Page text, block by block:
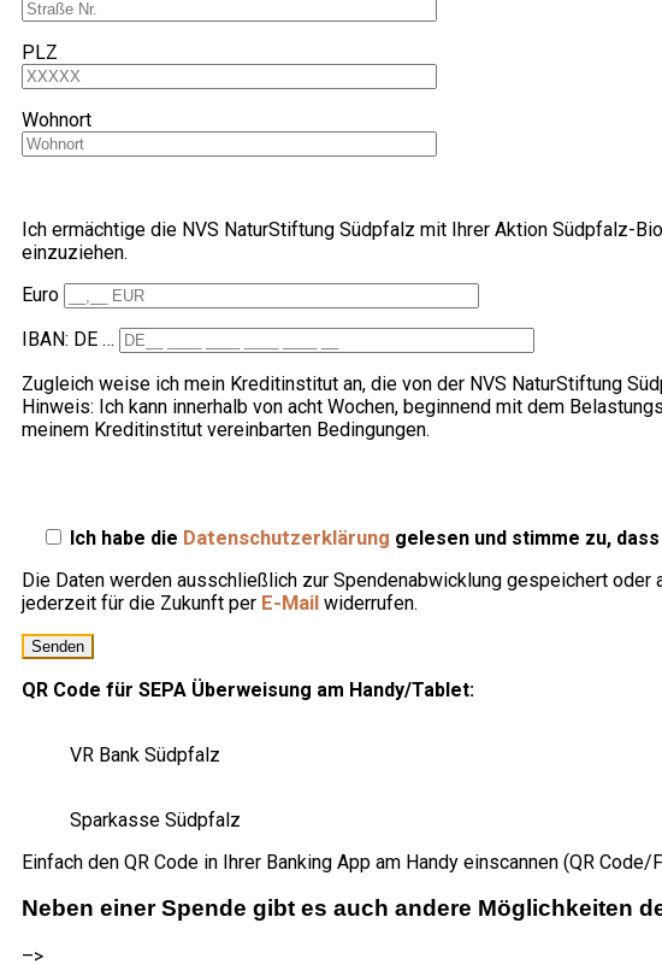
PLZ
Wohnort
Ich ermächtige die NVS NaturStiftung Südpfalz mit Ihrer Aktion Südpfalz-
einzuziehen.
Euro
IBAN: DE …
Zugleich weise ich mein Kreditinstitut an, die von der NVS NaturStiftung
Hinweis: Ich kann innerhalb von acht Wochen, beginnend mit dem
meinem Kreditinstitut vereinbarten Bedingungen.
Ich habe die Datenschutzerklärung gelesen und stimme zu,
Die Daten werden ausschließlich zur Spendenabwicklung gespeichert
jederzeit für die Zukunft per E-Mail widerrufen.
Bitte lasse dieses Feld leer.
QR Code für SEPA Überweisung am Handy/Tablet:
VR Bank Südpfalz
Sparkasse Südpfalz
Einfach den QR Code in Ihrer Banking App am Handy einscannen (QR
Neben einer Spende gibt es auch andere Möglichkeiten
–>